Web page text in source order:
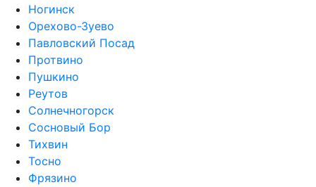
Ногинск
Орехово-Зуево
Павловский Посад
Протвино
Пушкино
Реутов
Солнечногорск
Сосновый Бор
Тихвин
Тосно
Фрязино